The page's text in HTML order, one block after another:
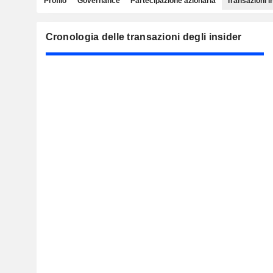
Cronologia delle transazioni degli insider